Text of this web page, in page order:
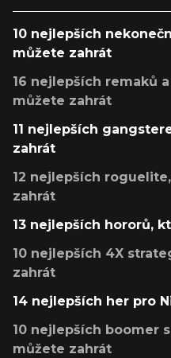
10 nejlepších
můžete zahrát
16 nejlepších remaků
můžete zahrát
11 nejlepších
zahrát
12 nejlepších
zahrát
13 nejlepších hororů,
10 nejlepších 4X
zahrát
14 nejlepších her pro
10 nejlepších boomer
můžete zahrát